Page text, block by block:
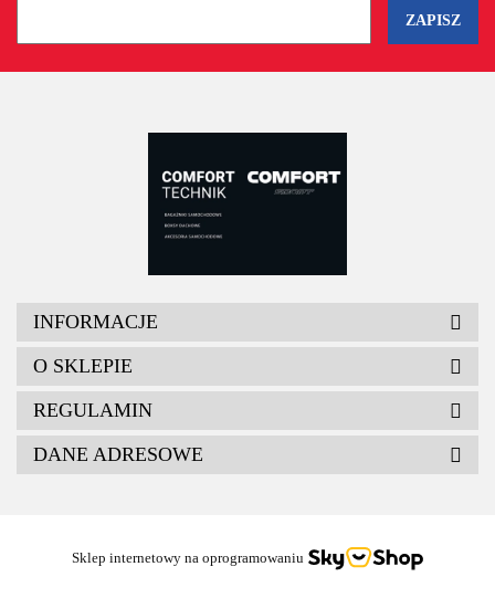
INFORMACJE
O SKLEPIE
REGULAMIN
DANE ADRESOWE
Sklep internetowy na oprogramowaniu